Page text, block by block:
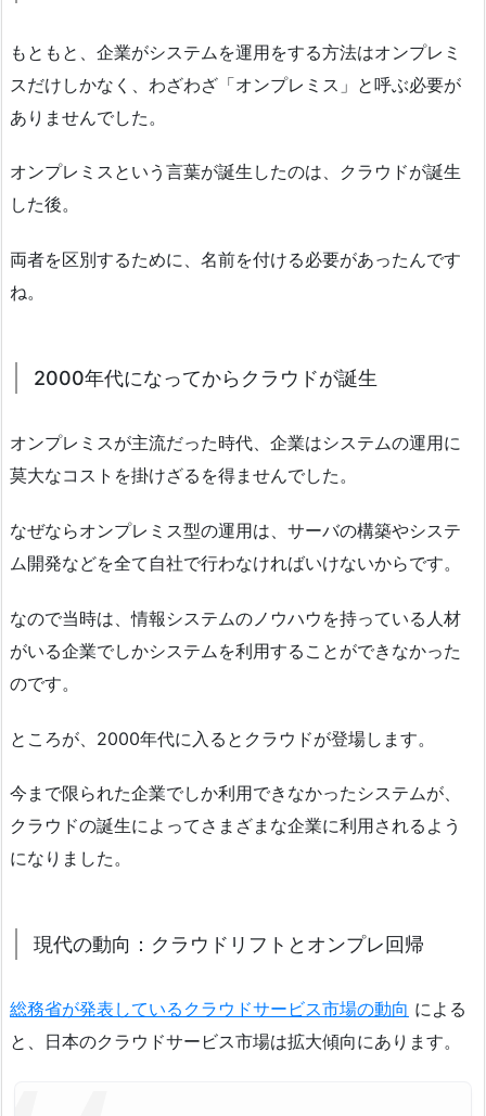
もともと、企業がシステムを運用をする方法はオンプレミ
スだけしかなく、わざわざ「オンプレミス」と呼ぶ必要が
ありませんでした。
オンプレミスという言葉が誕生したのは、クラウドが誕生
した後。
両者を区別するために、名前を付ける必要があったんです
ね。
2000年代になってからクラウドが誕生
オンプレミスが主流だった時代、企業はシステムの運用に
莫大なコストを掛けざるを得ませんでした。
なぜならオンプレミス型の運用は、サーバの構築やシステ
ム開発などを全て自社で行わなければいけないからです。
なので当時は、情報システムのノウハウを持っている人材
がいる企業でしかシステムを利用することができなかった
のです。
ところが、2000年代に入るとクラウドが登場します。
今まで限られた企業でしか利用できなかったシステムが、
クラウドの誕生によってさまざまな企業に利用されるよう
になりました。
現代の動向：クラウドリフトとオンプレ回帰
総務省が発表しているクラウドサービス市場の動向 による
と、日本のクラウドサービス市場は拡大傾向にあります。